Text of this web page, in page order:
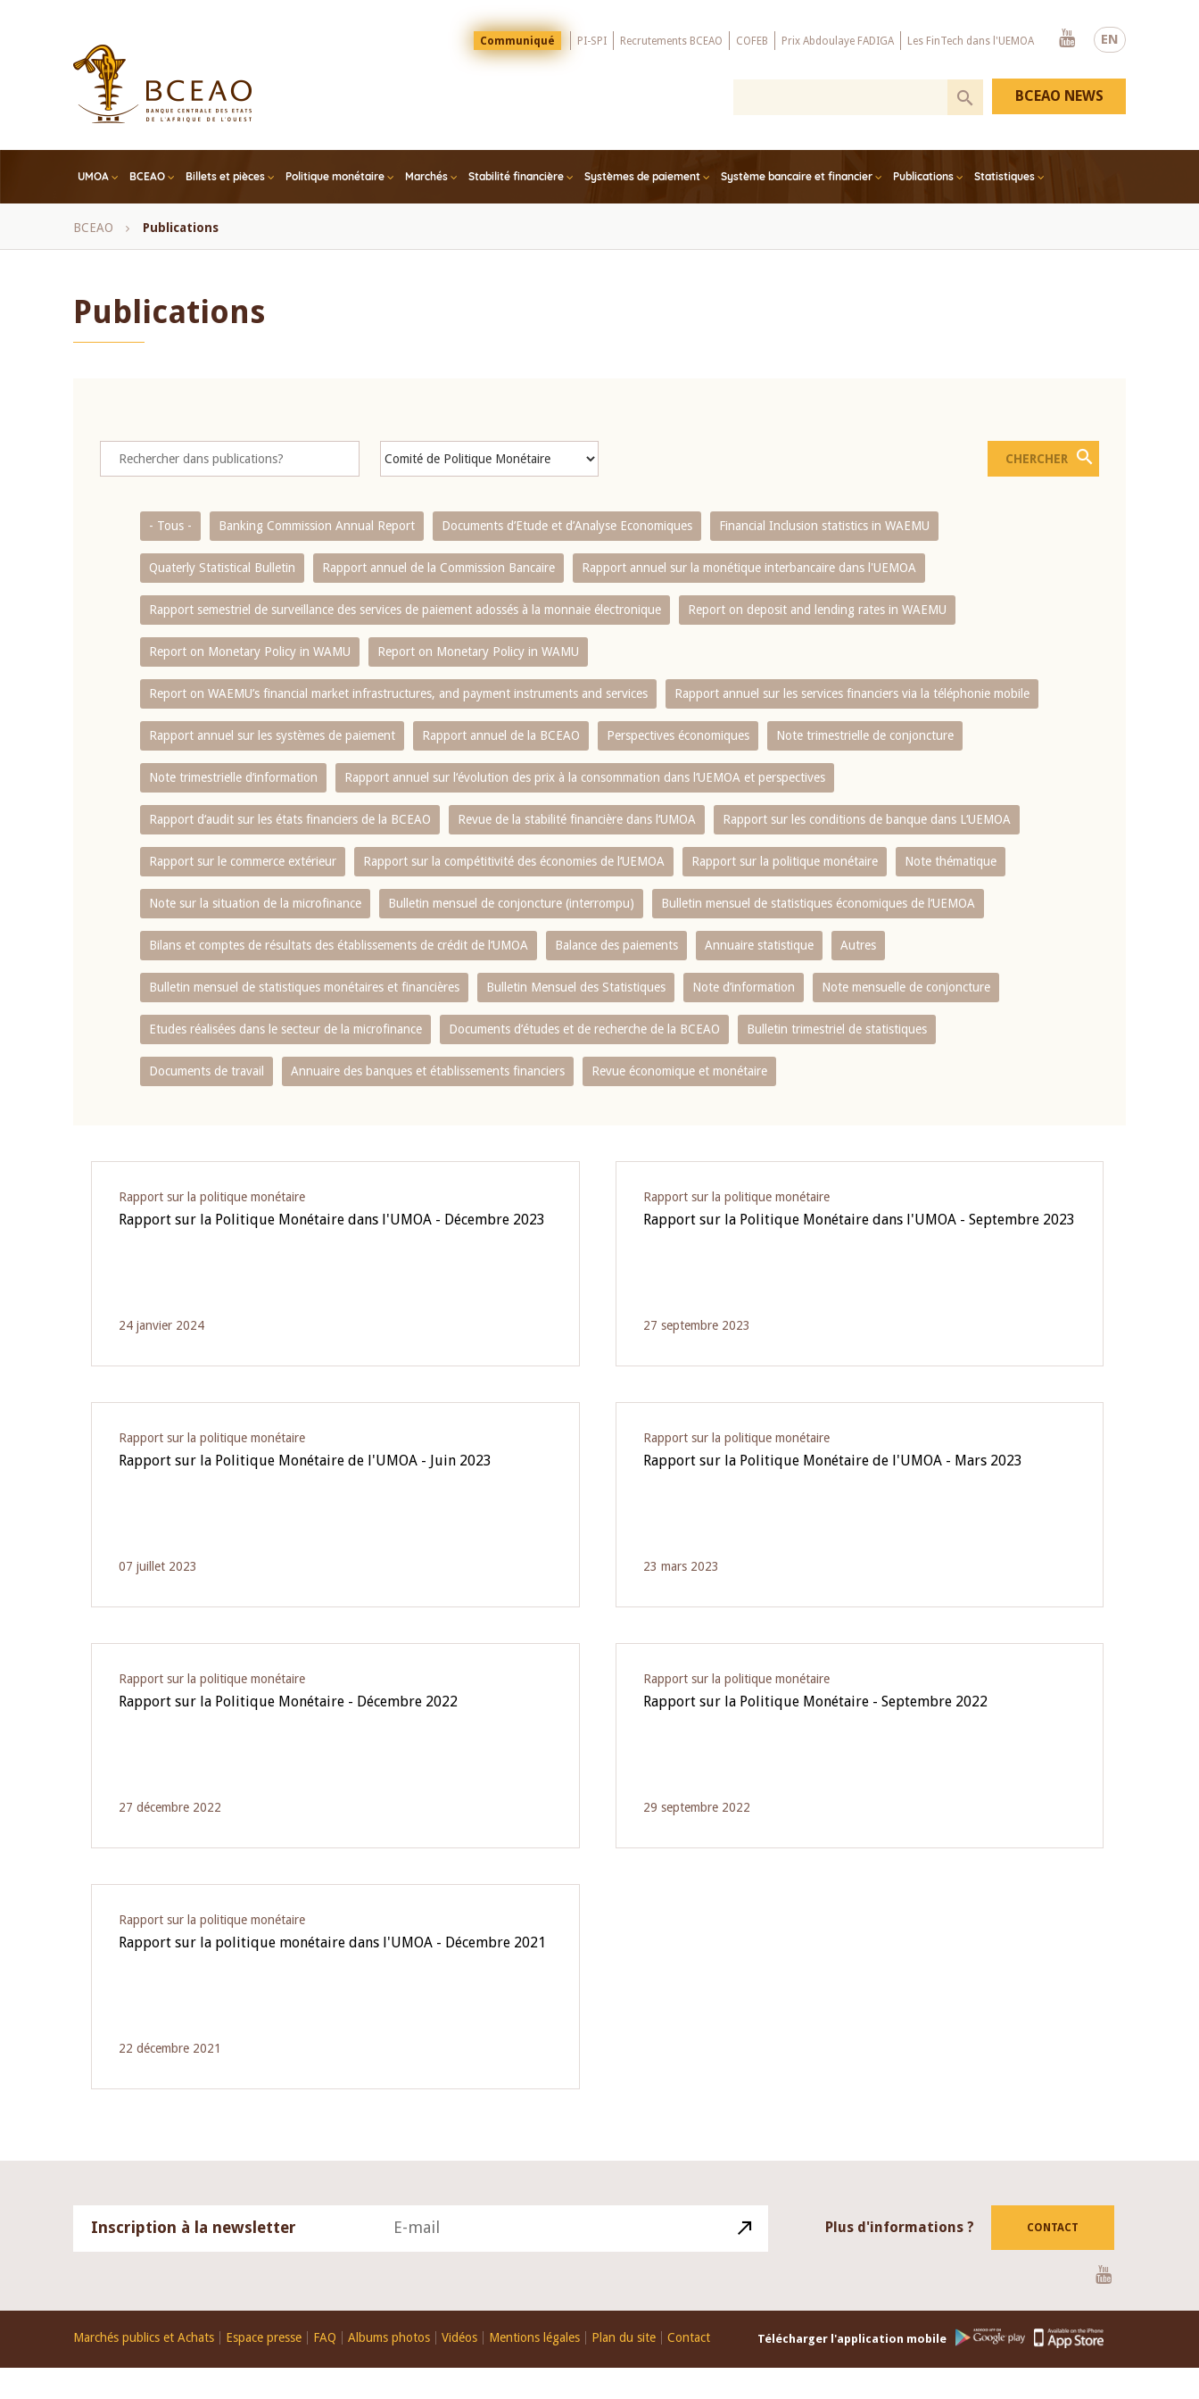
EN
Menu
Top
Communiqué PI-SPI Recrutements BCEAO COFEB Prix Abdoulaye FADIGA Les FinTech dans l'UEMOA
Youtube
UMOA BCEAO Billets et pièces Politique monétaire Marchés Stabilité financière Systèmes de paiement Système bancaire et financier Publications Statistiques
BCEAO NEWS
Fil
BCEAO Publications
Publications
- Tous - Banking Commission Annual Report Documents d’Etude et d’Analyse Economiques Financial Inclusion statistics in WAEMU
Quaterly Statistical Bulletin Rapport annuel de la Commission Bancaire Rapport annuel sur la monétique interbancaire dans l'UEMOA
Rapport semestriel de surveillance des services de paiement adossés à la monnaie électronique Report on deposit and lending rates in WAEMU
Report on Monetary Policy in WAMU Report on Monetary Policy in WAMU
Report on WAEMU’s financial market infrastructures, and payment instruments and services Rapport annuel sur les services financiers via la téléphonie mobile
Rapport annuel sur les systèmes de paiement Rapport annuel de la BCEAO Perspectives économiques Note trimestrielle de conjoncture
Note trimestrielle d‘information Rapport annuel sur l‘évolution des prix à la consommation dans l‘UEMOA et perspectives
Rapport d‘audit sur les états financiers de la BCEAO Revue de la stabilité financière dans l‘UMOA Rapport sur les conditions de banque dans L‘UEMOA
Rapport sur le commerce extérieur Rapport sur la compétitivité des économies de l‘UEMOA Rapport sur la politique monétaire Note thématique
Note sur la situation de la microfinance Bulletin mensuel de conjoncture (interrompu) Bulletin mensuel de statistiques économiques de l‘UEMOA
Bilans et comptes de résultats des établissements de crédit de l‘UMOA Balance des paiements Annuaire statistique Autres
Bulletin mensuel de statistiques monétaires et financières Bulletin Mensuel des Statistiques Note d’information Note mensuelle de conjoncture
Etudes réalisées dans le secteur de la microfinance Documents d’études et de recherche de la BCEAO Bulletin trimestriel de statistiques
Documents de travail Annuaire des banques et établissements financiers Revue économique et monétaire
Rapport sur la politique monétaire
Rapport sur la Politique Monétaire dans l'UMOA - Décembre 2023
24 janvier 2024
Rapport sur la politique monétaire
Rapport sur la Politique Monétaire dans l'UMOA - Septembre 2023
27 septembre 2023
Rapport sur la politique monétaire
Rapport sur la Politique Monétaire de l'UMOA - Juin 2023
07 juillet 2023
Rapport sur la politique monétaire
Rapport sur la Politique Monétaire de l'UMOA - Mars 2023
23 mars 2023
Rapport sur la politique monétaire
Rapport sur la Politique Monétaire - Décembre 2022
27 décembre 2022
Rapport sur la politique monétaire
Rapport sur la Politique Monétaire - Septembre 2022
29 septembre 2022
Rapport sur la politique monétaire
Rapport sur la politique monétaire dans l'UMOA - Décembre 2021
22 décembre 2021
Inscription à la newsletter Plus d'informations ? CONTACT
Footer
menu
Marchés publics et Achats Espace presse FAQ Albums photos Vidéos Mentions légales Plan du site Contact Télécharger l'application mobile